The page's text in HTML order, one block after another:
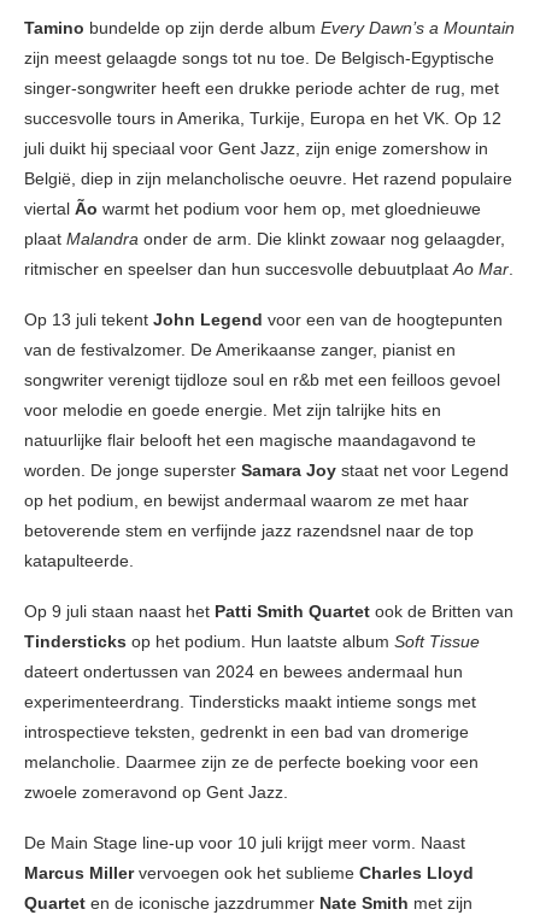
Tamino bundelde op zijn derde album Every Dawn’s a Mountain
zijn meest gelaagde songs tot nu toe. De Belgisch-Egyptische
singer-songwriter heeft een drukke periode achter de rug, met
succesvolle tours in Amerika, Turkije, Europa en het VK. Op 12
juli duikt hij speciaal voor Gent Jazz, zijn enige zomershow in
België, diep in zijn melancholische oeuvre. Het razend populaire
viertal Ão warmt het podium voor hem op, met gloednieuwe
plaat Malandra onder de arm. Die klinkt zowaar nog gelaagder,
ritmischer en speelser dan hun succesvolle debuutplaat Ao Mar
Op 13 juli tekent John Legend voor een van de hoogtepunten
van de festivalzomer. De Amerikaanse zanger, pianist en
songwriter verenigt tijdloze soul en r&b met een feilloos gevoel
voor melodie en goede energie. Met zijn talrijke hits en
natuurlijke flair belooft het een magische maandagavond te
worden. De jonge superster Samara Joy staat net voor Legend
op het podium, en bewijst andermaal waarom ze met haar
betoverende stem en verfijnde jazz razendsnel naar de top
katapulteerde.
Op 9 juli staan naast het Patti Smith Quartet ook de Britten van
Tindersticks op het podium. Hun laatste album Soft Tissue
dateert ondertussen van 2024 en bewees andermaal hun
experimenteerdrang. Tindersticks maakt intieme songs met
introspectieve teksten, gedrenkt in een bad van dromerige
melancholie. Daarmee zijn ze de perfecte boeking voor een
zwoele zomeravond op Gent Jazz.
De Main Stage line-up voor 10 juli krijgt meer vorm. Naast
Marcus Millervervoegen ook het sublieme Charles Lloyd
Quartet en de iconische jazzdrummer Nate Smith met zijn